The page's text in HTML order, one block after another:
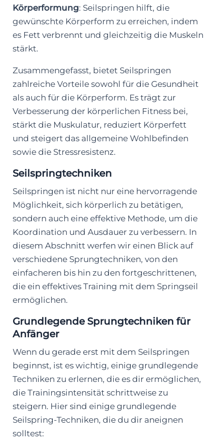
Körperformung: Seilspringen hilft, die
gewünschte Körperform zu erreichen, indem
es Fett verbrennt und gleichzeitig die Muskeln
stärkt.
Zusammengefasst, bietet Seilspringen
zahlreiche Vorteile sowohl für die Gesundheit
als auch für die Körperform. Es trägt zur
Verbesserung der körperlichen Fitness bei,
stärkt die Muskulatur, reduziert Körperfett
und steigert das allgemeine Wohlbefinden
sowie die Stressresistenz.
Seilspringtechniken
Seilspringen ist nicht nur eine hervorragende
Möglichkeit, sich körperlich zu betätigen,
sondern auch eine effektive Methode, um die
Koordination und Ausdauer zu verbessern. In
diesem Abschnitt werfen wir einen Blick auf
verschiedene Sprungtechniken, von den
einfacheren bis hin zu den fortgeschrittenen,
die ein effektives Training mit dem Springseil
ermöglichen.
Grundlegende Sprungtechniken für
Anfänger
Wenn du gerade erst mit dem Seilspringen
beginnst, ist es wichtig, einige grundlegende
Techniken zu erlernen, die es dir ermöglichen,
die Trainingsintensität schrittweise zu
steigern. Hier sind einige grundlegende
Seilspring-Techniken, die du dir aneignen
solltest: